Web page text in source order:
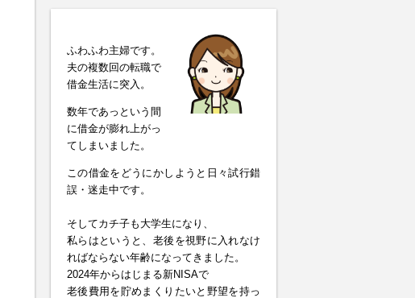
ふわふわ主婦です。
夫の複数回の転職で
借金生活に突入。
数年であっという間
に借金が膨れ上がっ
てしまいました。
この借金をどうにかしようと日々試行錯
誤・迷走中です。
そしてカチ子も大学生になり、
私らはというと、老後を視野に入れなけ
ればならない年齢になってきました。
2024年からはじまる新NISAで
老後費用を貯めまくりたいと野望を持っ